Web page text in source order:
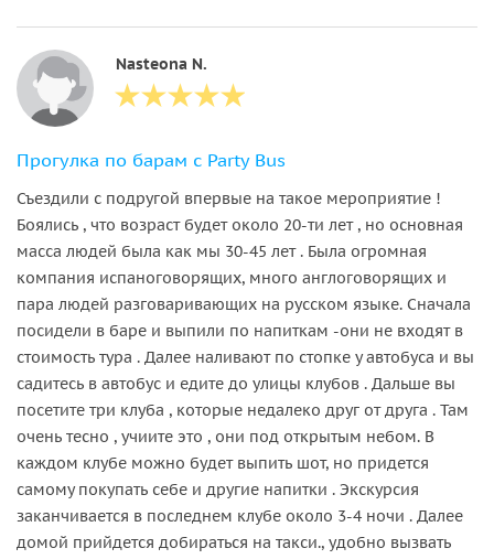
Nasteona N.
Прогулка по барам с Party Bus
Съездили с подругой впервые на такое мероприятие !
Боялись , что возраст будет около 20-ти лет , но основная
масса людей была как мы 30-45 лет . Была огромная
компания испаноговорящих, много англоговорящих и
пара людей разговаривающих на русском языке. Сначала
посидели в баре и выпили по напиткам -они не входят в
стоимость тура . Далее наливают по стопке у автобуса и вы
садитесь в автобус и едите до улицы клубов . Дальше вы
посетите три клуба , которые недалеко друг от друга . Там
очень тесно , учиите это , они под открытым небом. В
каждом клубе можно будет выпить шот, но придется
самому покупать себе и другие напитки . Экскурсия
заканчивается в последнем клубе около 3-4 ночи . Далее
домой прийдется добираться на такси., удобно вызвать